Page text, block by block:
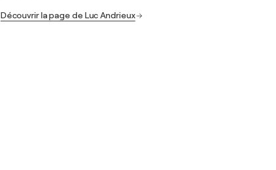
Découvrir la page de Luc Andrieux